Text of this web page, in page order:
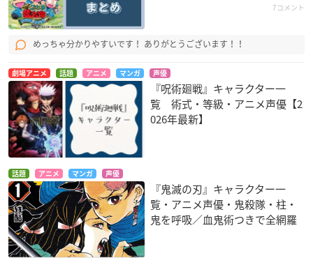
7コメント
めっちゃ分かりやすいです！ ありがとうございます！！
劇場アニメ 話題 アニメ マンガ 声優
『呪術廻戦』キャラクター一
覧 術式・等級・アニメ声優【2
026年最新】
話題 アニメ マンガ 声優
『鬼滅の刃』キャラクター一
覧・アニメ声優・鬼殺隊・柱・
鬼を呼吸／血鬼術つきで全網羅